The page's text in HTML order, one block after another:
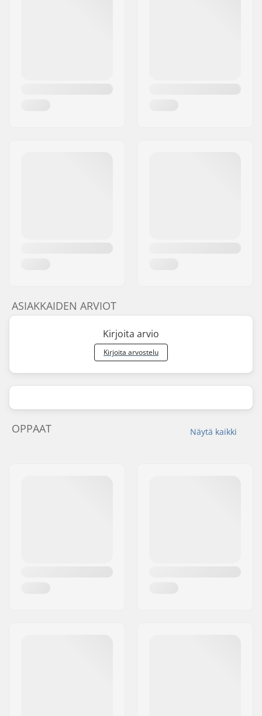
ASIAKKAIDEN ARVIOT
Kirjoita arvio
Kirjoita arvostelu
Näytä kaikki
OPPAAT